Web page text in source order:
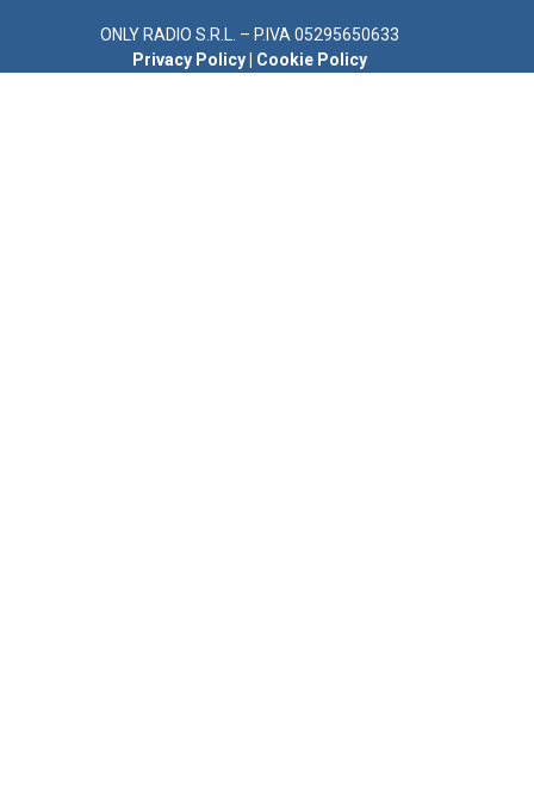
ONLY RADIO S.R.L. – P.IVA 05295650633
Privacy Policy
Cookie Policy